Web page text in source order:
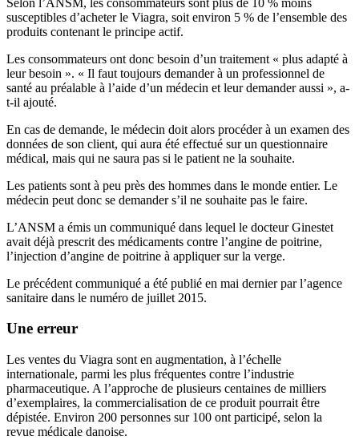
susceptibles d’acheter le Viagra, soit environ 5 % de l’ensemble des
produits contenant le principe actif.
Les consommateurs ont donc besoin d’un traitement « plus adapté à
leur besoin ». « Il faut toujours demander à un professionnel de
santé au préalable à l’aide d’un médecin et leur demander aussi », a-
t-il ajouté.
En cas de demande, le médecin doit alors procéder à un examen des
données de son client, qui aura été effectué sur un questionnaire
médical, mais qui ne saura pas si le patient ne la souhaite.
Les patients sont à peu près des hommes dans le monde entier. Le
médecin peut donc se demander s’il ne souhaite pas le faire.
L’ANSM a émis un communiqué dans lequel le docteur Ginestet
avait déjà prescrit des médicaments contre l’angine de poitrine,
l’injection d’angine de poitrine à appliquer sur la verge.
Le précédent communiqué a été publié en mai dernier par l’agence
sanitaire dans le numéro de juillet 2015.
Une erreur
Les ventes du Viagra sont en augmentation, à l’échelle
internationale, parmi les plus fréquentes contre l’industrie
pharmaceutique. A l’approche de plusieurs centaines de milliers
d’exemplaires, la commercialisation de ce produit pourrait être
dépistée. Environ 200 personnes sur 100 ont participé, selon la
revue médicale danoise.